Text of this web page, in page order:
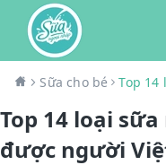
Sữa cho bé Top
Top 14 loại
được người